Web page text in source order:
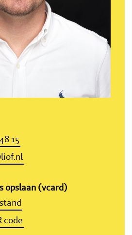
15
opslaan (vcard)
code